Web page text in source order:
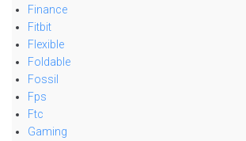
Finance
Fitbit
Flexible
Foldable
Fossil
Fps
Ftc
Gaming